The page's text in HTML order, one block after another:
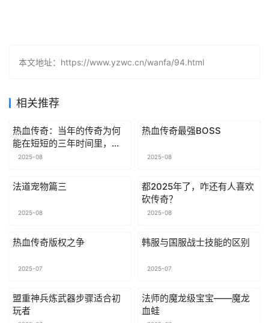
本文地址：https://www.yzwc.cn/wanfa/94.html
相关推荐
热血传奇：当年的传奇为何
能在短短的三年时间里，火
遍大江南北！
2025-08
热血传奇最强BOSS
2025-08
法道宠物篇三
2025-08
都2025年了，咋还有人喜欢
砍传奇？
2025-08
热血传奇版权之争
2025-07
韩服与国服战士技能的区别
2025-07
盟重神兵炼武器步骤适合初
玩者
法师的魔龙级宝宝——魔龙
血蛙